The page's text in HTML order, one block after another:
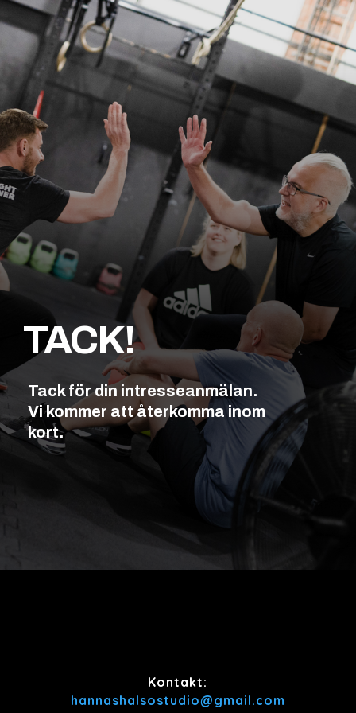
TACK!
Tack för din intresseanmälan.
Vi kommer att återkomma inom
kort.
Kontakt:
hannashalsostudio@gmail.com